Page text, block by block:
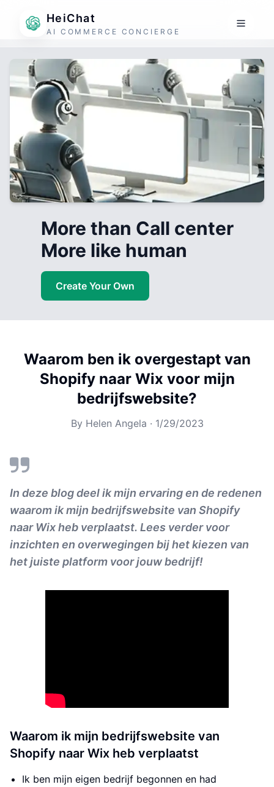
HeiChat
AI COMMERCE CONCIERGE
More than Call center
More like human
Create Your Own
Waarom ben ik overgestapt van
Shopify naar Wix voor mijn
bedrijfswebsite?
By Helen Angela · 1/29/2023
In deze blog deel ik mijn ervaring en de redenen
waarom ik mijn bedrijfswebsite van Shopify
naar Wix heb verplaatst. Lees verder voor
inzichten en overwegingen bij het kiezen van
het juiste platform voor jouw bedrijf!
Waarom ik mijn bedrijfswebsite van
Shopify naar Wix heb verplaatst
Ik ben mijn eigen bedrijf begonnen en had